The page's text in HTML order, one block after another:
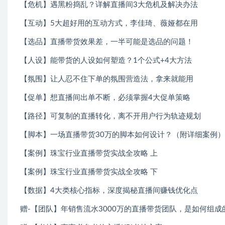
【危机】遇黑粉捣乱？详解直播间3大危机及解决办法
【互动】5大超好用的互动方式，李佳琦、薇娅都在用
【选品】直播带货效果差，一半可能是选品的问题！
【人设】能带货的人设如何塑造？1个公式+4大方法
【氛围】让人忍不住下单的氛围营造法，拿来就能用
【促单】想直播间出单不断，必须掌握4大促单策略
【路径】可复制的直播转化，离不开用户行为轨迹规划
【脚本】一场直播带货30万的脚本如何设计？（附详细案例）
【案例】珠宝行业直播带货实战全攻略 上
【案例】珠宝行业直播带货实战全攻略 下
【数据】4大类核心指标，深度揭秘直播间赚钱优化点
赠-【团队】年销售流水3000万的直播带货团队，是如何组成